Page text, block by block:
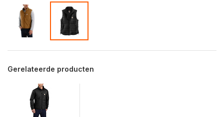
Gerelateerde producten